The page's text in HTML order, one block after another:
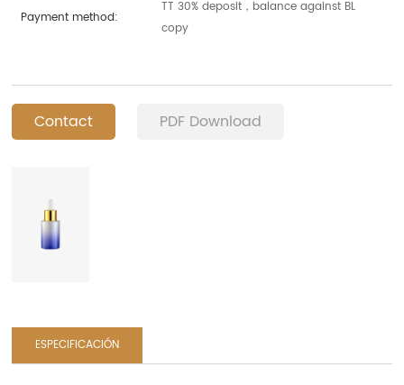
Payment method:
TT 30% deposit，balance against BL
copy
Contact PDF Download
ESPECIFICACIÓN